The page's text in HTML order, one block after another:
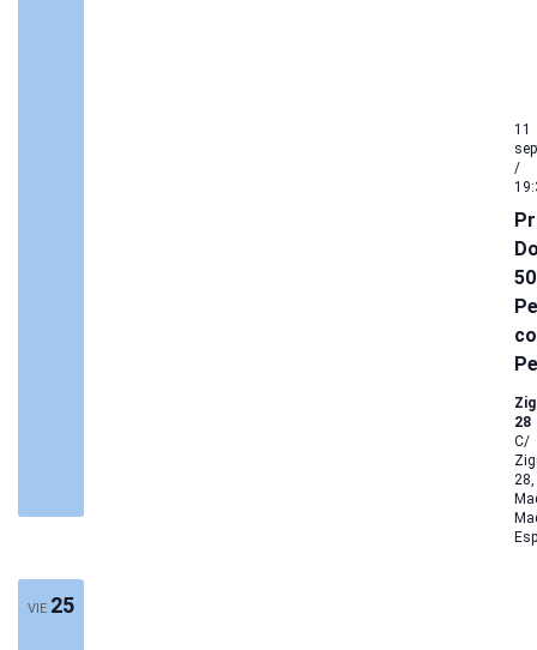
11
/
28
C/
28,
VIE 25